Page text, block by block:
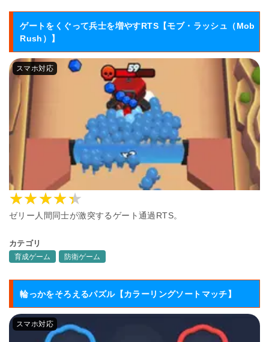
ゲートをくぐって兵士を増やすRTS【モブ・ラッシュ（Mob
Rush）】
ゼリー人間同士が激突するゲート通過RTS。
カテゴリ
育成ゲーム
防衛ゲーム
輪っかをそろえるパズル【カラーリングソートマッチ】